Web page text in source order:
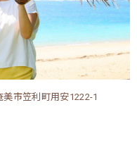
美市笠利町用安1222-1